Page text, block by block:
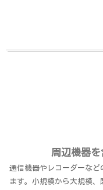
周辺機器
通信機器やレコーダーな
ます。小規模から大規模、